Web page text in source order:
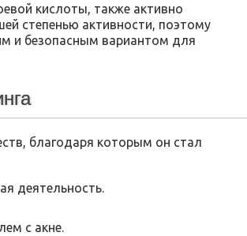
кислоты, также активно
степенью активности, поэтому
и безопасным вариантом для
благодаря которым он стал
деятельность.
с акне.